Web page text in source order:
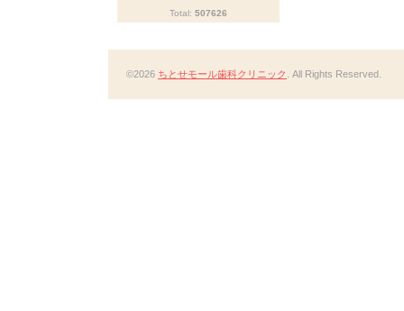
Total: 507626
©2026 ちとせモール歯科クリニック . All Rights Reserved.